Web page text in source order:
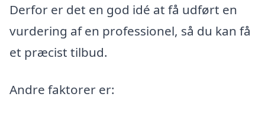
Derfor er det en god idé at få udført en
vurdering af en professionel, så du kan få
et præcist tilbud.
Andre faktorer er: